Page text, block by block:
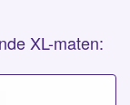
XL-maten: